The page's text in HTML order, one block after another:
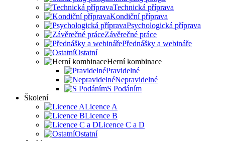
Technická příprava
Kondiční příprava
Psychologická příprava
Závěrečné práce
Přednášky a webináře
Ostatní
Herní kombinace
Pravidelné
Nepravidelné
S Podáním
Školení
Licence A
Licence B
Licence C a D
Ostatní